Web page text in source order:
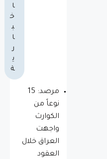
ا
خ
ب
ا
ر
ي
ة
مرصد: 15
نوعاً من
الكوارث
واجهت
العراق خلال
العقود